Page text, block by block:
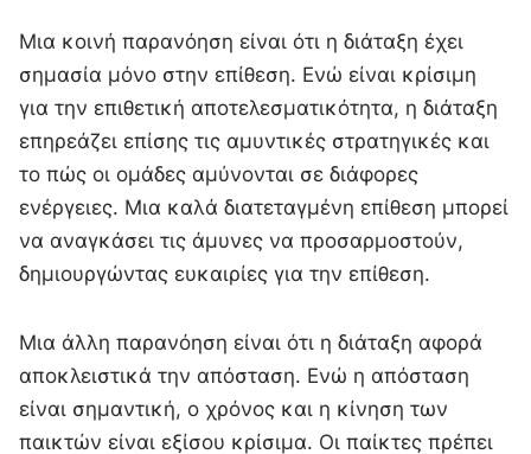
Μια κοινή παρανόηση είναι ότι η διάταξη έχει
σημασία μόνο στην επίθεση. Ενώ είναι κρίσιμη
για την επιθετική αποτελεσματικότητα, η διάταξη
επηρεάζει επίσης τις αμυντικές στρατηγικές και
το πώς οι ομάδες αμύνονται σε διάφορες
ενέργειες. Μια καλά διατεταγμένη επίθεση μπορεί
να αναγκάσει τις άμυνες να προσαρμοστούν,
δημιουργώντας ευκαιρίες για την επίθεση.
Μια άλλη παρανόηση είναι ότι η διάταξη αφορά
αποκλειστικά την απόσταση. Ενώ η απόσταση
είναι σημαντική, ο χρόνος και η κίνηση των
παικτών είναι εξίσου κρίσιμα. Οι παίκτες πρέπει